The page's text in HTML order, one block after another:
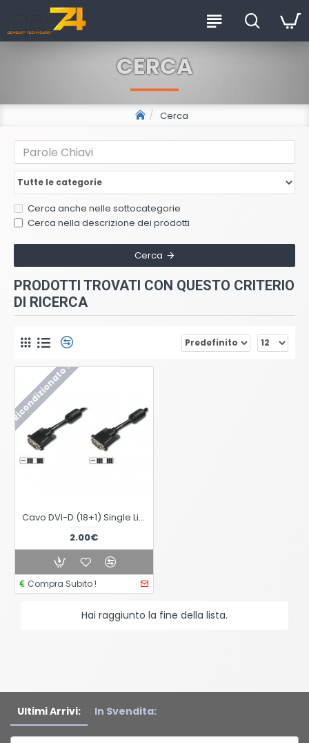
Cerca
CERCA
Cerca anche nelle sottocategorie
Cerca nella descrizione dei prodotti
Cerca
PRODOTTI TROVATI CON QUESTO CRITERIO
DI RICERCA
Ricondizionato !
Cavo DVI-D (18+1) Single Link maschio / maschio, con ferrite, mt 1.5
2.00€
Compra Subito !
Hai raggiunto la fine della lista.
Ultimi Arrivi: In Svendita: